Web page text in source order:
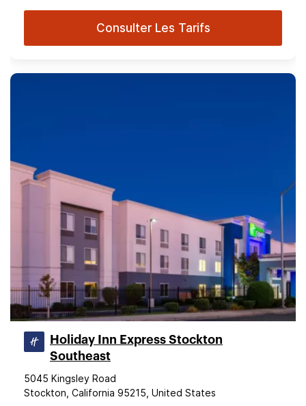
Consulter Les Tarifs
Holiday Inn Express Stockton
Southeast
5045 Kingsley Road
Stockton, California 95215, United States